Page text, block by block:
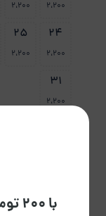
2،200 2،200
24
2،200
25
2،200
31
2،200
با